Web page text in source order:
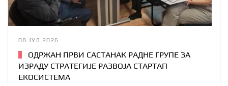
08 ЈУЛ 2026
ОДРЖАН ПРВИ САСТАНАК РАДНЕ ГРУПЕ ЗА
ИЗРАДУ СТРАТЕГИЈЕ РАЗВОЈА СТАРТАП
ЕКОСИСТЕМА